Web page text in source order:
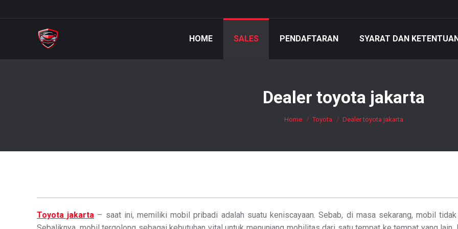
HOME SALES PENDAFTARAN SYARAT DAN
Dealer toyota jakarta
Home Toyota Dealer toyota jakarta
Toyota jakarta – saat ini, memiliki mobil pribadi adalah suatu keniscayaan. Sebab, di masa sekarang, mobil